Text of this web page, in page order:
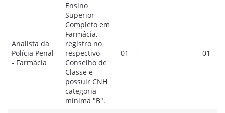
Analista da
Polícia Penal
- Farmácia
Ensino
Superior
Completo em
Farmácia,
registro no
respectivo
Conselho de
Classe e
possuir CNH
categoria
mínima "B".
01 - - - - 01